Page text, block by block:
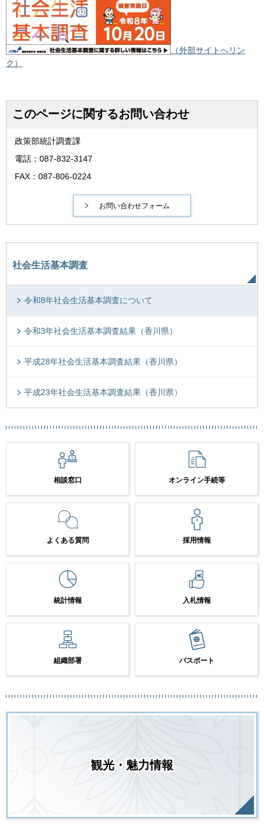
（外部サイトへリン
ク）
このページに関するお問い合わせ
政策部統計調査課
電話：087-832-3147
FAX：087-806-0224
社会生活基本調査
令和8年社会生活基本調査について
令和3年社会生活基本調査結果（香川県）
平成28年社会生活基本調査結果（香川県）
平成23年社会生活基本調査結果（香川県）
相談窓口 オンライン手続等
よくある質問 採用情報
統計情報 入札情報
組織部署 パスポート
観光・魅力情報